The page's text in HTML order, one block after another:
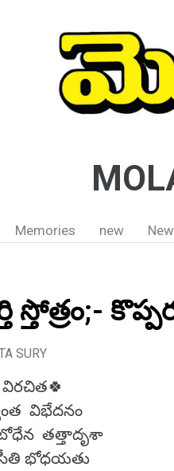
Memories new
స్తోత్రం;-
SURY
విరచిత🍀
విభేదనం
తత్తాదృశా
భోధయతు